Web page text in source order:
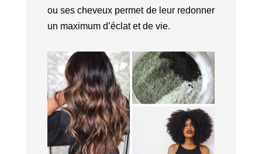
ou ses cheveux permet de leur redonner
un maximum d’éclat et de vie.